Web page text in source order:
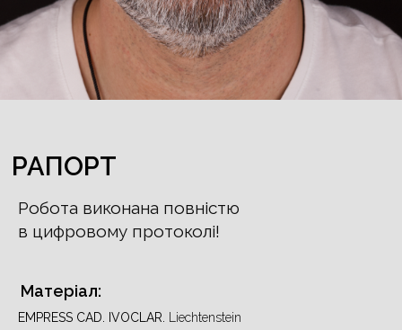
РАПОРТ
Робота виконана повністю
в цифровому протоколі!
EMPRESS CAD. IVOCLAR. Liechtenstein
Матеріал: